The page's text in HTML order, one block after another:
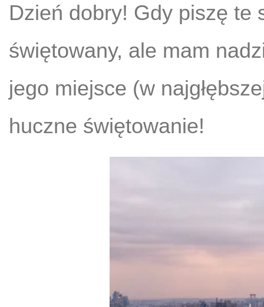
Dzień dobry! Gdy piszę te
świętowany, ale mam
jego miejsce (w
huczne świętowanie!